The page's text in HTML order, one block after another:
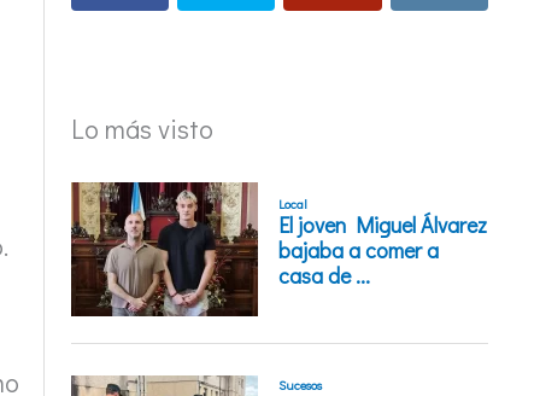
Lo más visto